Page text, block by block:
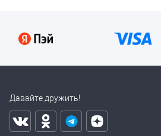
Давайте дружить!